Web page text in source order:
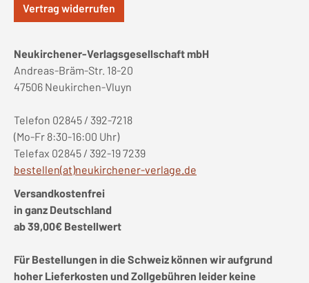
Vertrag widerrufen
Neukirchener-Verlagsgesellschaft mbH
Andreas-Bräm-Str. 18-20
47506 Neukirchen-Vluyn
Telefon 02845 / 392-7218
(Mo-Fr 8:30-16:00 Uhr)
Telefax 02845 / 392-19 7239
bestellen(at)neukirchener-verlage.de
Versandkostenfrei
in ganz Deutschland
ab 39,00€ Bestellwert
Für Bestellungen in die Schweiz können wir aufgrund
hoher Lieferkosten und Zollgebühren leider keine